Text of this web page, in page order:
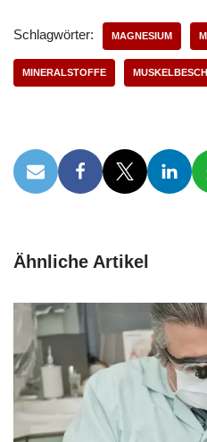
Schlagwörter: MAGNESIUM
MINERALSTOFFE
Ähnliche Artikel